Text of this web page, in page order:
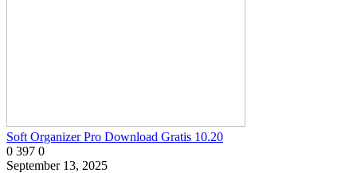
Soft Organizer Pro Download Gratis 10.20
0 397 0
September 13, 2025